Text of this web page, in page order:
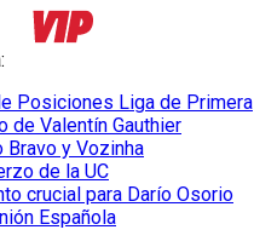
:
Posiciones Liga de Primera
de Valentín Gauthier
Bravo y Vozinha
de la UC
crucial para Darío Osorio
Española